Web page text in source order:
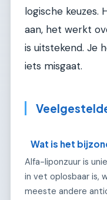
logische keuzes.
aan, het werkt
is uitstekend. Je
iets misgaat.
Wat is het
Alfa-liponzuur is
in vet oplosbaar is,
meeste andere